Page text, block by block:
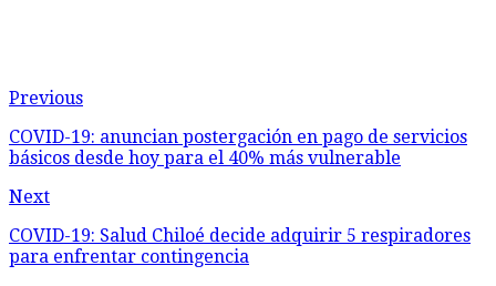
Previous
COVID-19: anuncian postergación en pago de servicios
básicos desde hoy para el 40% más vulnerable
Next
COVID-19: Salud Chiloé decide adquirir 5 respiradores
para enfrentar contingencia